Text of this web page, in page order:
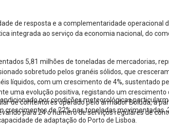
de resposta e a complementaridade
integrada ao serviço da economia nacional, do
5,81 milhões de toneladas de mercadorias,
sobretudo pelos granéis sólidos, que
líquidos, com um crescimento de 4%, sustentado
uma evolução positiva, registando um crescimento
de contentores operado pelo armador Boluda, a
para 24 o número de serviços regulares de
por condições meteorológicas
crescimentos de 22% nas toneladas movimentadas,
de adaptação do Porto de Lisboa.